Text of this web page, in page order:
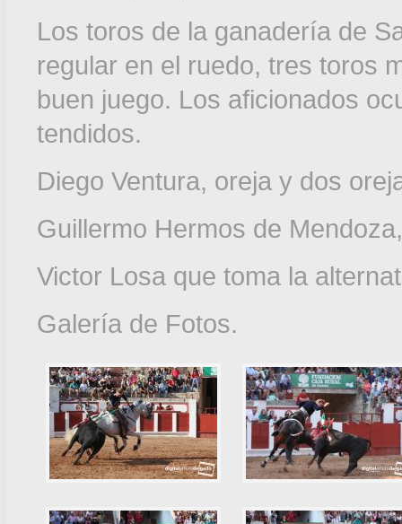
Los toros de la ganadería de
regular en el ruedo, tres toros
buen juego. Los aficionados
tendidos.
Diego Ventura, oreja y dos
Guillermo Hermos de
Victor Losa que toma la
Galería de Fotos.